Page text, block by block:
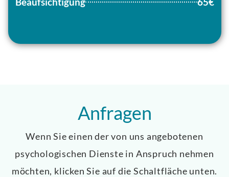
Anfragen
Wenn Sie einen der von uns angebotenen
psychologischen Dienste in Anspruch nehmen
möchten, klicken Sie auf die Schaltfläche unten.